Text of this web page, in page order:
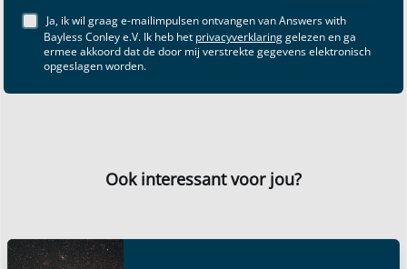
Ja, ik wil graag e-mailimpulsen ontvangen van Answers with
Bayless Conley e.V. Ik heb het privacyverklaringgelezen en ga
ermee akkoord dat de door mij verstrekte gegevens elektronisch
opgeslagen worden.
Ook interessant voor jou?